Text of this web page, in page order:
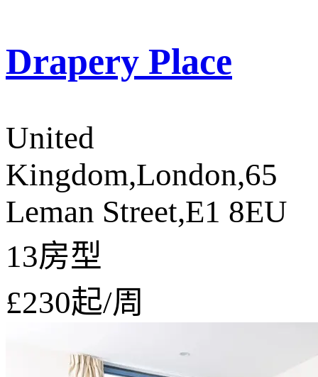
Drapery Place
United
Kingdom,London,65
Leman Street,E1 8EU
13房型
£230起/周